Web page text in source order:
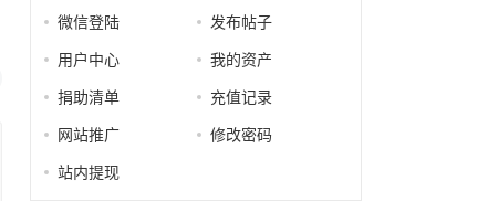
微信登陆 发布帖子
用户中心 我的资产
捐助清单 充值记录
网站推广 修改密码
站内提现